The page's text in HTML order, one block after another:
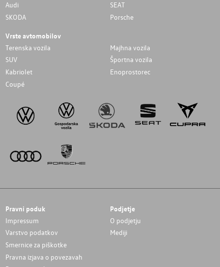
Audi
SEAT
SKODA
Porsche
Vrste avtomobilov
Terenska vozila
Majhna vozila
SUV
Športna vozila
Kabriolet
Enoprostorec
Coupé
Pravni poduk
Impressum
Varstvo podatkov
Smernice za piškotke
Pravna izjava o povezavah
Podjetje
O podjetju
Mediji